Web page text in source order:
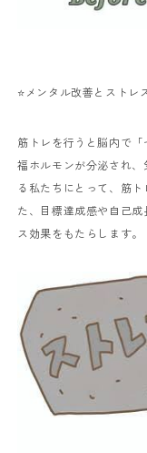
⭐️メンタル改善とストレ
筋トレを行うと脳内で
福ホルモンが分泌され
る私たちにとって、筋
た、目標達成感や自己
ス効果をもたらします。